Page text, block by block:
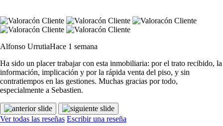
Alfonso UrrutiaHace 1 semana
Ha sido un placer trabajar con esta inmobiliaria: por el trato recibido, la
información, implicación y por la rápida venta del piso, y sin
contratiempos en las gestiones. Muchas gracias por todo,
especialmente a Sebastien.
Ver todas las reseñas Escribir una reseña